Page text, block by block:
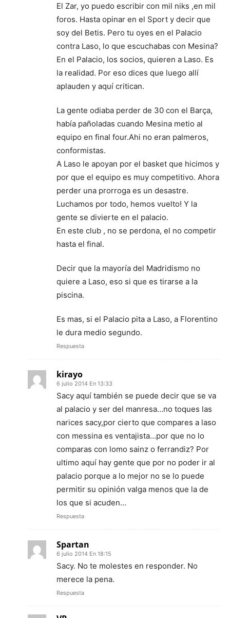
El Zar, yo puedo escribir con mil niks ,en mil
foros. Hasta opinar en el Sport y decir que
soy del Betis. Pero tu oyes en el Palacio
contra Laso, lo que escuchabas con Mesina?
En el Palacio, los socios, quieren a Laso. Es
la realidad. Por eso dices que luego allí
aplauden y aquí critican.
La gente odiaba perder de 30 con el Barça,
había pañoladas cuando Mesina metio al
equipo en final four.Ahi no eran palmeros,
conformistas.
A Laso le apoyan por el basket que hicimos y
por que el equipo es muy competitivo. Ahora
perder una prorroga es un desastre.
Luchamos por todo, hemos vuelto! Y la
gente se divierte en el palacio.
En este club , no se perdona, el no competir
hasta el final.
Decir que la mayoría del Madridismo no
quiere a Laso, eso si que es tirarse a la
piscina.
Es mas, si el Palacio pita a Laso, a Florentino
le dura medio segundo.
Respuesta
kirayo
6 julio 2014 En 13:33
Sacy aquí también se puede decir que se va
al palacio y ser del manresa…no toques las
narices sacy,por cierto que compares a laso
con messina es ventajista…por que no lo
comparas con lomo sainz o ferrandiz? Por
ultimo aquí hay gente que por no poder ir al
palacio porque a lo mejor no se lo puede
permitir su opinión valga menos que la de
los que si acuden…
Respuesta
Spartan
6 julio 2014 En 18:15
Sacy. No te molestes en responder. No
merece la pena.
Respuesta